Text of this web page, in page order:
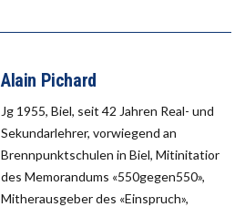
Alain Pichard
Jg 1955, Biel, seit 42 Jahren Real- und
Sekundarlehrer, vorwiegend an
Brennpunktschulen in Biel, Mitinitatior
des Memorandums «550gegen550»,
Mitherausgeber des «Einspruch»,